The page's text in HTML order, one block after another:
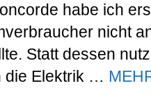
habe ich
nicht
Statt dessen
die Elektrik …